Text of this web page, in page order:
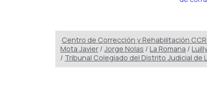
Centro de Corrección y Rehabilitación
Mota Javier / Jorge Nolas / La Romana /
/ Tribunal Colegiado del Distrito Judicial de